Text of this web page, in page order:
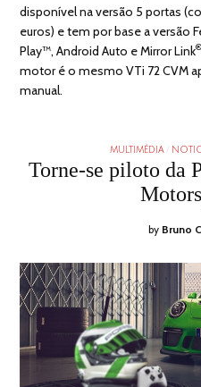
disponível na versão 5 portas
euros) e tem por base a versão
Play™, Android Auto e Mirror Link®
motor é o mesmo VTi 72 CVM
manual.
MULTIMÉDIA
Torne-se piloto da
by Bruno